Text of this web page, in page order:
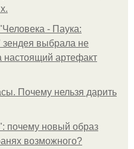
- Паука:
выбрала не
настоящий артефакт
Почему нельзя дарить
почему новый образ
возможного?